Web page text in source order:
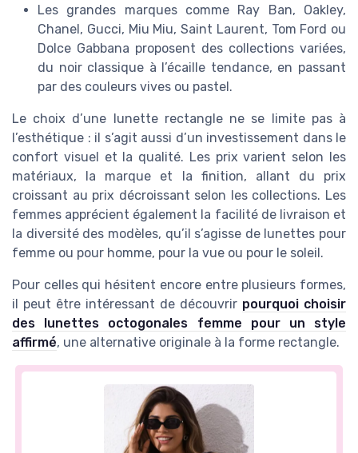
Les grandes marques comme Ray Ban, Oakley,
Chanel, Gucci, Miu Miu, Saint Laurent, Tom Ford ou
Dolce Gabbana proposent des collections variées,
du noir classique à l’écaille tendance, en passant
par des couleurs vives ou pastel.
Le choix d’une lunette rectangle ne se limite pas à
l’esthétique : il s’agit aussi d’un investissement dans le
confort visuel et la qualité. Les prix varient selon les
matériaux, la marque et la finition, allant du prix
croissant au prix décroissant selon les collections. Les
femmes apprécient également la facilité de livraison et
la diversité des modèles, qu’il s’agisse de lunettes pour
femme ou pour homme, pour la vue ou pour le soleil.
Pour celles qui hésitent encore entre plusieurs formes,
il peut être intéressant de découvrir pourquoi choisir
des lunettes octogonales femme pour un style
affirmé, une alternative originale à la forme rectangle.